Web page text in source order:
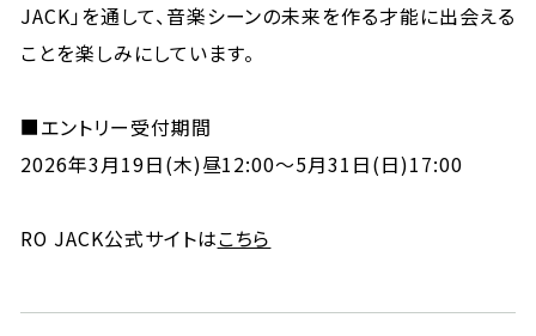
JACK」を通して、音楽シーンの未来を作る才能に出会える
ことを楽しみにしています。
■エントリー受付期間
2026年3月19日(木)昼12:00〜5月31日(日)17:00
RO JACK公式サイトはこちら